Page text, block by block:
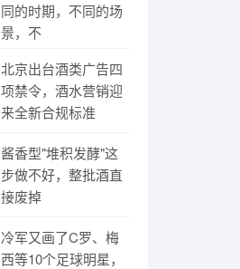
同的时期，不同的场
景，不
北京出台酒类广告四
项禁令，酒水营销迎
来全新合规标准
酱香型"堆积发酵"这
步做不好，整批酒直
接废掉
冷军又画了C罗、梅
西等10个足球明星，